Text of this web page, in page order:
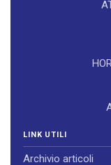
LINK UTILI
Archivio articoli